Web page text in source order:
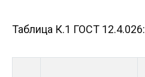
Таблица К.1 ГОСТ 12.4.026: